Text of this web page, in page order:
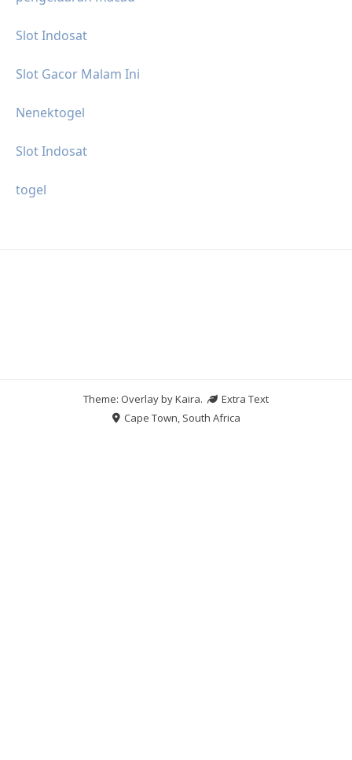
Slot Indosat
Slot Gacor Malam Ini
Nenektogel
Slot Indosat
togel
Theme: Overlay byKaira.
Extra Text
Cape Town, South Africa